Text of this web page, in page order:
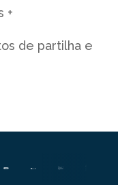
+
de partilha e